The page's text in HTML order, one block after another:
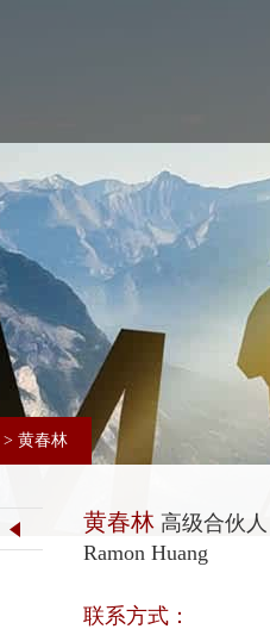
> 黄春林
黄春林高级合伙人
Ramon Huang
联系方式：